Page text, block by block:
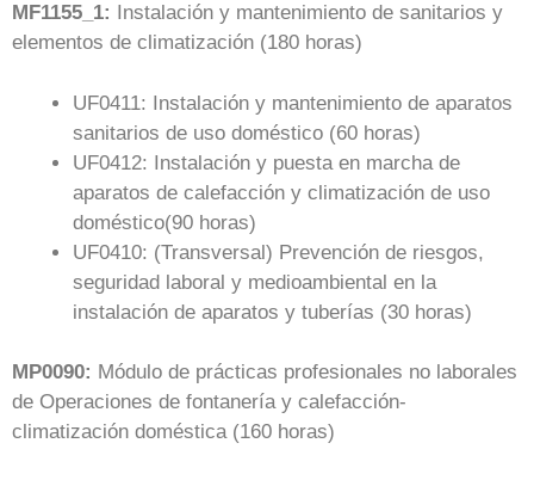
MF1155_1: Instalación y mantenimiento de sanitarios y
elementos de climatización (180 horas)
UF0411: Instalación y mantenimiento de aparatos
sanitarios de uso doméstico (60 horas)
UF0412: Instalación y puesta en marcha de
aparatos de calefacción y climatización de uso
doméstico(90 horas)
UF0410: (Transversal) Prevención de riesgos,
seguridad laboral y medioambiental en la
instalación de aparatos y tuberías (30 horas)
MP0090: Módulo de prácticas profesionales no laborales
de Operaciones de fontanería y calefacción-
climatización doméstica (160 horas)